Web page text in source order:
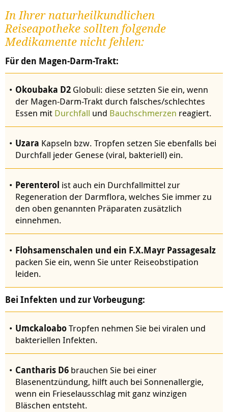
In Ihrer naturheilkundlichen
Reiseapotheke sollten folgende
Medikamente nicht fehlen:
Für den Magen-Darm-Trakt:
Okoubaka D2 Globuli: diese setzten Sie ein, wenn
der Magen-Darm-Trakt durch falsches/schlechtes
Essen mit Durchfall und Bauchschmerzen reagiert.
Uzara Kapseln bzw. Tropfen setzen Sie ebenfalls bei
Durchfall jeder Genese (viral, bakteriell) ein.
Perenterol ist auch ein Durchfallmittel zur
Regeneration der Darmflora, welches Sie immer zu
den oben genannten Präparaten zusätzlich
einnehmen.
Flohsamenschalen und ein F.X.Mayr Passagesalz
packen Sie ein, wenn Sie unter Reiseobstipation
leiden.
Bei Infekten und zur Vorbeugung:
UmckaloaboTropfen nehmen Sie bei viralen und
bakteriellen Infekten.
Cantharis D6 brauchen Sie bei einer
Blasenentzündung, hilft auch bei Sonnenallergie,
wenn ein Frieselausschlag mit ganz winzigen
Bläschen entsteht.